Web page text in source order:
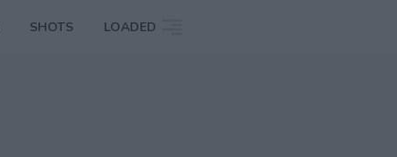
SHOTS LOADED